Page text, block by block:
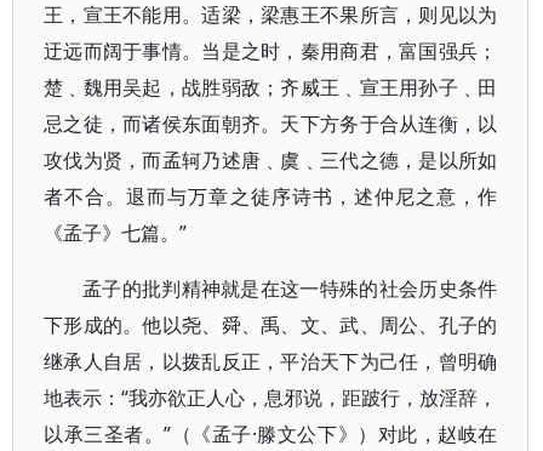
王，宣王不能用。适梁，梁惠王不果所言，则见以为
迂远而阔于事情。当是之时，秦用商君，富国强兵；
楚﹑魏用吴起，战胜弱敌；齐威王﹑宣王用孙子﹑田
忌之徒，而诸侯东面朝齐。天下方务于合从连衡，以
攻伐为贤，而孟轲乃述唐﹑虞﹑三代之德，是以所如
者不合。退而与万章之徒序诗书，述仲尼之意，作
《孟子》七篇。”
孟子的批判精神就是在这一特殊的社会历史条件
下形成的。他以尧、舜、禹、文、武、周公、孔子的
继承人自居，以拨乱反正，平治天下为己任，曾明确
地表示：“我亦欲正人心，息邪说，距跛行，放淫辞，
以承三圣者。”（《孟子·滕文公下》）对此，赵岐在